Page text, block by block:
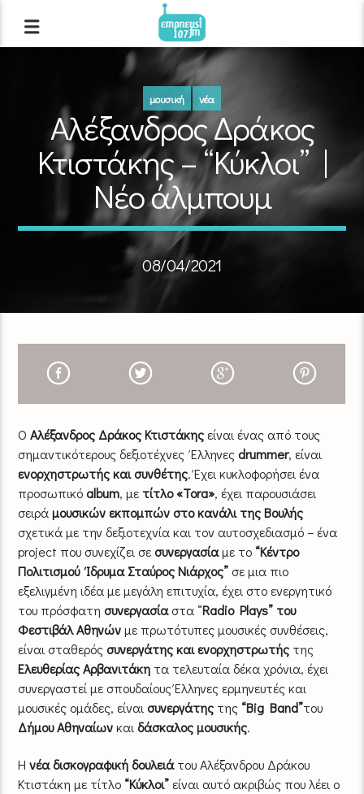
μουσική νέα
Αλέξανδρος Δράκος
Κτιστάκης – “Κύκλοι” |
Νέο άλμπουμ
08/04/2021
ΟΑλέξανδρος Δράκος Κτιστάκηςείναι ένας από τους
σημαντικότερους δεξιοτέχνες Έλληνεςdrummer, είναι
ενορχηστρωτής και συνθέτης. Έχει κυκλοφορήσει ένα
προσωπικόalbum, με τίτλο «Tora», έχει παρουσιάσει
σειράμουσικών εκπομπών στο κανάλι της Βουλής
σχετικά με την δεξιοτεχνία και τον αυτοσχεδιασμό – ένα
project που συνεχίζει σεσυνεργασίαμε το “Κέντρο
Πολιτισμού Ίδρυμα Σταύρος Νιάρχος” σε μια πιο
εξελιγμένη ιδέα με μεγάλη επιτυχία, έχει στο ενεργητικό
του πρόσφατησυνεργασίαστα “Radio Plays” του
Φεστιβάλ Αθηνώνμε πρωτότυπες μουσικές συνθέσεις,
είναι σταθερόςσυνεργάτης και ενορχηστρωτής της
Ελευθερίας Αρβανιτάκη τα τελευταία δέκα χρόνια, έχει
συνεργαστεί με σπουδαίους Έλληνες ερμηνευτές και
μουσικές ομάδες, είναι συνεργάτης της “Big Band”του
Δήμου Αθηναίωνκαι δάσκαλος μουσικής.
Ηνέα δισκογραφική δουλειάτου Αλέξανδρου Δράκου
Κτιστάκη με τίτλο “Κύκλοι”είναι αυτό ακριβώς που λέει ο